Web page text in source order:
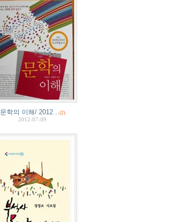
문학의 이해/ 2012…(2)
2012-07-09